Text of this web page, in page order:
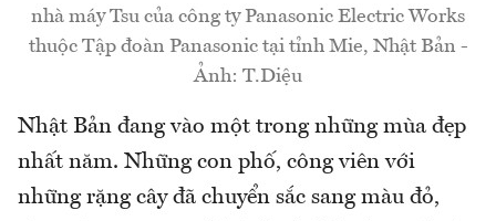
nhà máy Tsu của công ty Panasonic Electric Works
thuộc Tập đoàn Panasonic tại tỉnh Mie, Nhật Bản -
Ảnh: T.Diệu
Nhật Bản đang vào một trong những mùa đẹp
nhất năm. Những con phố, công viên với
những rặng cây đã chuyển sắc sang màu đỏ,